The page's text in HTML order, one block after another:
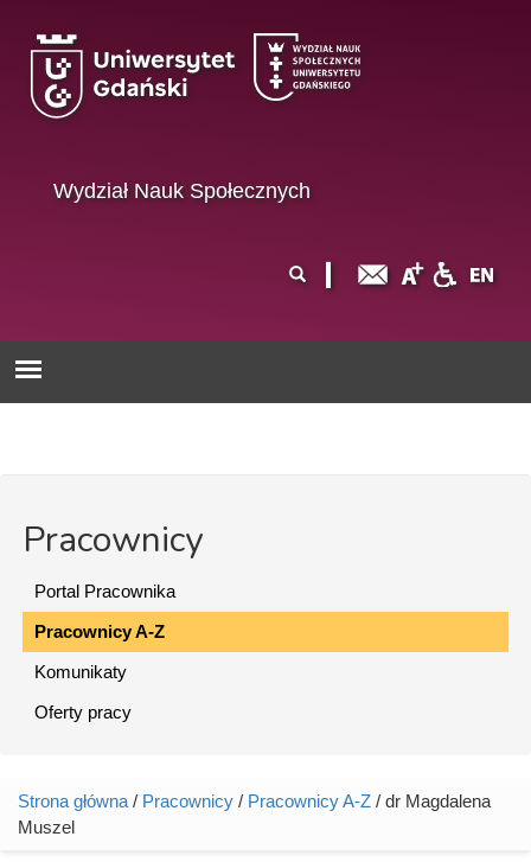
Wydział Nauk Społecznych
wyszukiwania
Pracownicy
Portal Pracownika
Pracownicy A-Z
Komunikaty
Oferty pracy
Jesteś tutaj
Strona główna / Pracownicy / Pracownicy A-Z / dr Magdalena
Muszel